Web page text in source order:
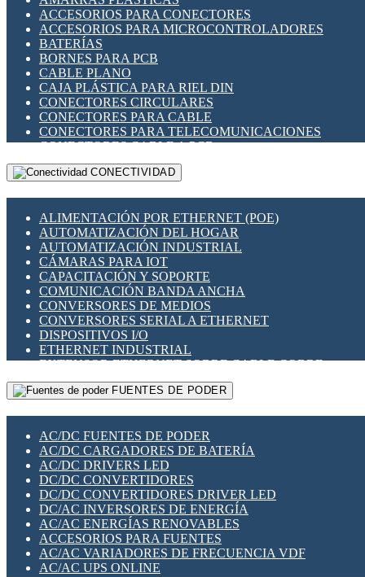
INDICADORES PARA PANEL
INTERFACES DE RELÉ
INTERRUPTORES FIN DE CARRERA
LLAVES CONMUTADORAS
MEDIDORES DE ENERGÍA Y TC'S DE CORRIENTE
MOTORES PASO A PASO
PANTALLAS HMI
PLC -CONTROLADORES LÓGICO PROGRAMABLES
PROGRAMADORES DE HORARIO
RELÉS DE PROTECCIÓN
SENSORES CAPACITIVOS
SENSORES INDUCTIVOS
TEMPORIZADORES
VARIACS
VARIADORES DE FRECUENCIA [VDF]
SECCIONADORES - INTERRUPTORES
MAQUINARIA
ACCESORIOS PARA CONECTORES
ACCESORIOS PARA MICROCONTROLADORES
BATERÍAS
BORNES PARA PCB
CABLE PLANO
CAJA PLÁSTICA PARA RIEL DIN
CONECTORES CIRCULARES
CONECTORES PARA CABLE
CONECTORES PARA TELECOMUNICACIONES
CONECTORES CABLE A PCB
CONECTORES PCB A CABLE
DIP SWITCHES
HERRAMIENTAS VARIAS
ILUMINACIÓN LED
INTERRUPTORES REED
INTERFACES DE RELÉ
OTROS RELÉS
PROTECCIÓN TÉRMICA
RELÉS AUTOMOTRICES
RELÉS DE SEÑAL
RELÉS DE ESTADO SÓLIDO SSR
RELÉS INDUSTRIALES
RELÉS MINIATURA DE POTENCIA
SENSORES MAGNÉTICOS
SWITCH Y MICROSWITCH
TARJETAS PI
UNIÓN Y DERIVACIÓN DE CABLE
CONECTIVIDAD
ALIMENTACIÓN POR ETHERNET (POE)
AUTOMATIZACIÓN DEL HOGAR
AUTOMATIZACIÓN INDUSTRIAL
CÁMARAS PARA IOT
CAPACITACIÓN Y SOPORTE
COMUNICACIÓN BANDA ANCHA
CONVERSORES DE MEDIOS
CONVERSORES SERIAL A ETHERNET
DISPOSITIVOS I/O
ETHERNET INDUSTRIAL
EXTENSOR ETHERNET SOBRE CABLE COBRE
GATEWAY LORAWAN
GESTIÓN DE REDES
PLACAS MODULARES IOT
SWITCHES Y REDES WIFI
SOLUCIONES IOT
SOLUCIONES LORAWAN
SOLUCIONES RED CELULAR
SEGURIDAD PARA REDES
SWITCHES LAN
TELEFONÍA IP (VOIP)
VIGILANCIA IP (CCTV)
MESHTASTIC
FUENTES DE PODER
AC/DC FUENTES DE PODER
AC/DC CARGADORES DE BATERÍA
AC/DC DRIVERS LED
DC/DC CONVERTIDORES
DC/DC CONVERTIDORES DRIVER LED
DC/AC INVERSORES DE ENERGÍA
AC/AC ENERGÍAS RENOVABLES
ACCESORIOS PARA FUENTES
AC/AC VARIADORES DE FRECUENCIA VDF
AC/AC UPS ONLINE